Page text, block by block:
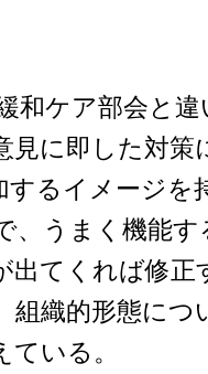
ケア部会と違
見に即した対策
するイメージを
、うまく機能
出てくれば修正
組織的形態につ
いる。